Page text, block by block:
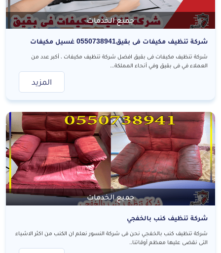
جميع الخدمات
شركة تنظيف مكيفات فى بقيق0550738941 غسيل مكيفات
شركة تنظيف مكيفات فى بقيق افضل شركة تنظيف مكيفات ، أكبر عدد من
العملاء في فى بقيق وفي أنحاء المملكة...
المزيد
جميع الخدمات
شركة تنظيف كنب بالخفجي
شركة تنظيف كنب بالخفجي نحن فى شركة النسور نعلم ان الكنب من اكثر الاشياء
التى نقضى عليها معظم أوقاتنا..